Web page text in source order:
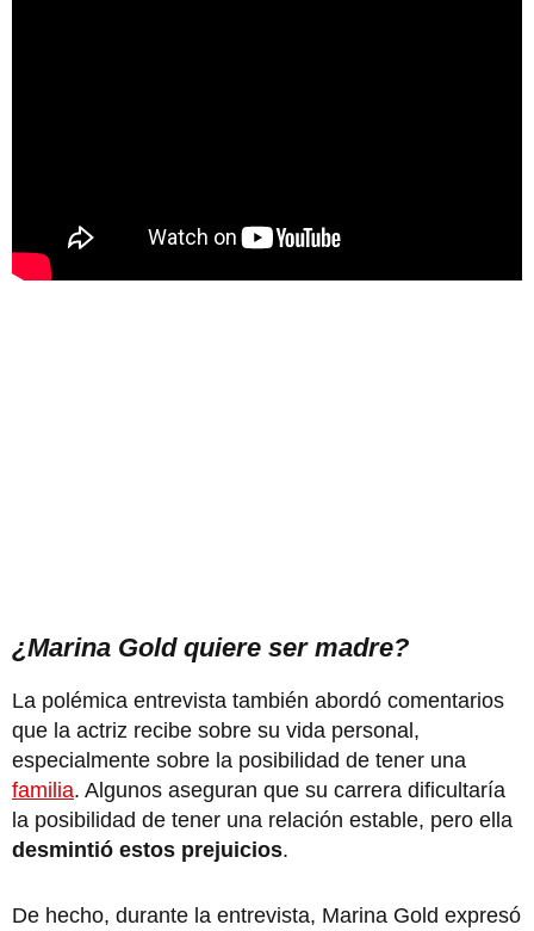
¿Marina Gold quiere ser madre?
La polémica entrevista también abordó comentarios
que la actriz recibe sobre su vida personal,
especialmente sobre la posibilidad de tener una
familia. Algunos aseguran que su carrera dificultaría
la posibilidad de tener una relación estable, pero ella
desmintió estos prejuicios.
De hecho, durante la entrevista, Marina Gold expresó